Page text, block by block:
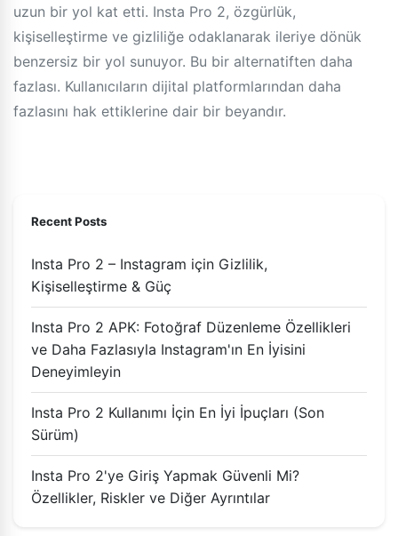
uzun bir yol kat etti. Insta Pro 2, özgürlük,
kişiselleştirme ve gizliliğe odaklanarak ileriye dönük
benzersiz bir yol sunuyor. Bu bir alternatiften daha
fazlası. Kullanıcıların dijital platformlarından daha
fazlasını hak ettiklerine dair bir beyandır.
Recent Posts
Insta Pro 2 – Instagram için Gizlilik,
Kişiselleştirme & Güç
Insta Pro 2 APK: Fotoğraf Düzenleme Özellikleri
ve Daha Fazlasıyla Instagram'ın En İyisini
Deneyimleyin
Insta Pro 2 Kullanımı İçin En İyi İpuçları (Son
Sürüm)
Insta Pro 2'ye Giriş Yapmak Güvenli Mi?
Özellikler, Riskler ve Diğer Ayrıntılar